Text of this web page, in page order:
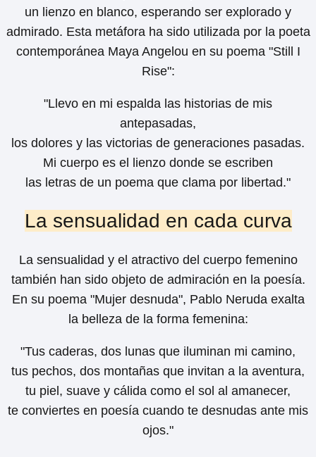
un lienzo en blanco, esperando ser explorado y
admirado. Esta metáfora ha sido utilizada por la poeta
contemporánea Maya Angelou en su poema "Still I
Rise":
"Llevo en mi espalda las historias de mis
antepasadas,
los dolores y las victorias de generaciones pasadas.
Mi cuerpo es el lienzo donde se escriben
las letras de un poema que clama por libertad."
La sensualidad en cada curva
La sensualidad y el atractivo del cuerpo femenino
también han sido objeto de admiración en la poesía.
En su poema "Mujer desnuda", Pablo Neruda exalta
la belleza de la forma femenina:
"Tus caderas, dos lunas que iluminan mi camino,
tus pechos, dos montañas que invitan a la aventura,
tu piel, suave y cálida como el sol al amanecer,
te conviertes en poesía cuando te desnudas ante mis
ojos."